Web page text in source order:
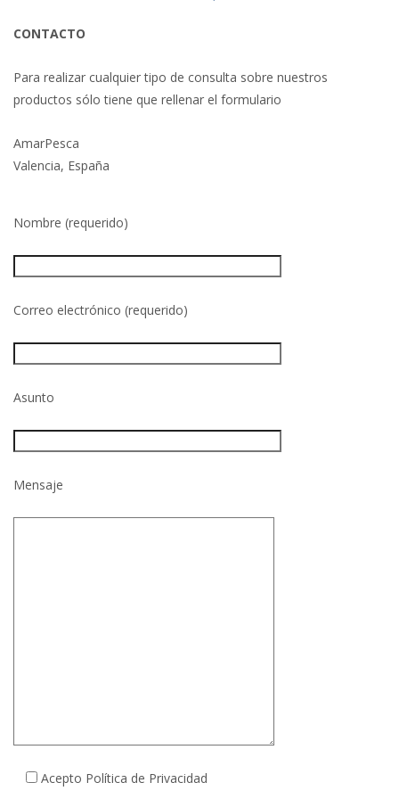
CONTACTO
Para realizar cualquier tipo de consulta sobre nuestros
productos sólo tiene que rellenar el formulario
AmarPesca
Valencia, España
Nombre (requerido)
Correo electrónico (requerido)
Asunto
Mensaje
Acepto Política de Privacidad